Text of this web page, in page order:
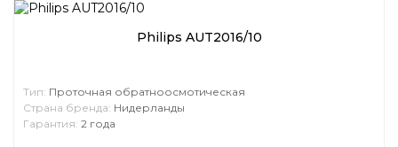
Philips AUT2016/10
Тип: Проточная обратноосмотическая
Страна бренда: Нидерланды
Гарантия: 2 года